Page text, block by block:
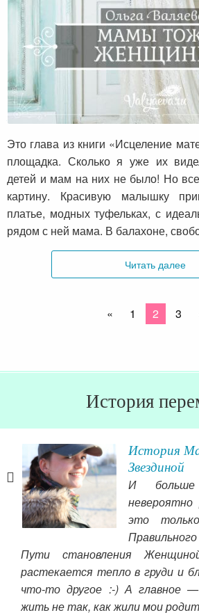
Мамы тоже женщины!
Это глава из книги «Исцеление
площадка. Сколько я уже их
детей и мам на них не было! Но
картину. Красивую малышку
платье, модных туфельках, с
рядом с ней мама. В балахоне,
Читать далее
« 1 2 3
История
История
Звездиной
И
это
Пути становления
растекается тепло в груди и
что-то другое :-) А главное
жить не так, как жили мои